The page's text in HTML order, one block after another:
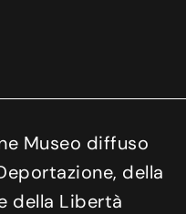
Museo diffuso
della
della Libertà